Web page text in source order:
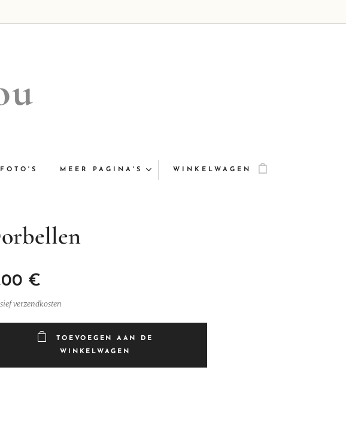
FOTO'S MEER PAGINA'S WINKELWAGEN
€
verzendkosten
TOEVOEGEN AAN DE
WINKELWAGEN